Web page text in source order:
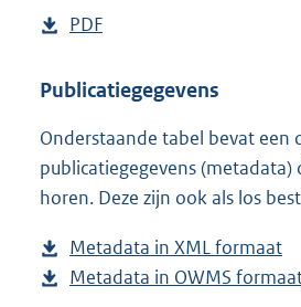
D
w
l
o
a
p
u
PDF
s
a
n
d
g
r
Publicatiegegevens
Onderstaande tabel bevat een
publicatiegegevens (metadata)
horen. Deze zijn ook als los
Metadata in XML formaat
e
Metadata in OWMS